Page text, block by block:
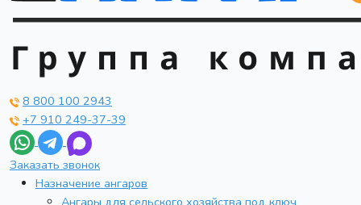
8 800 100 2943
+7 910 249-37-39
Заказать звонок
Назначение ангаров